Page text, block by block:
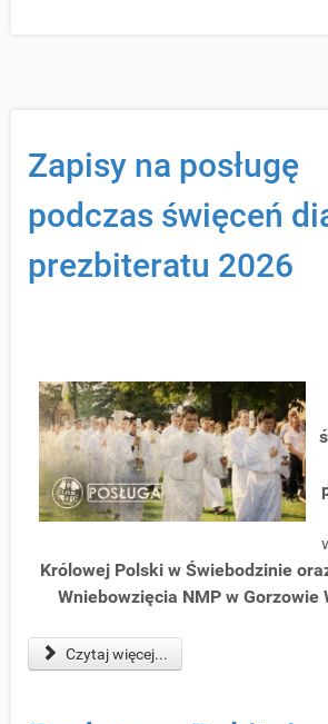
Zapisy na posługę
podczas święceń
prezbiteratu 2026
Królowej Polski w Świebodzinie
Wniebowzięcia NMP w Gorzowie
Czytaj więcej...